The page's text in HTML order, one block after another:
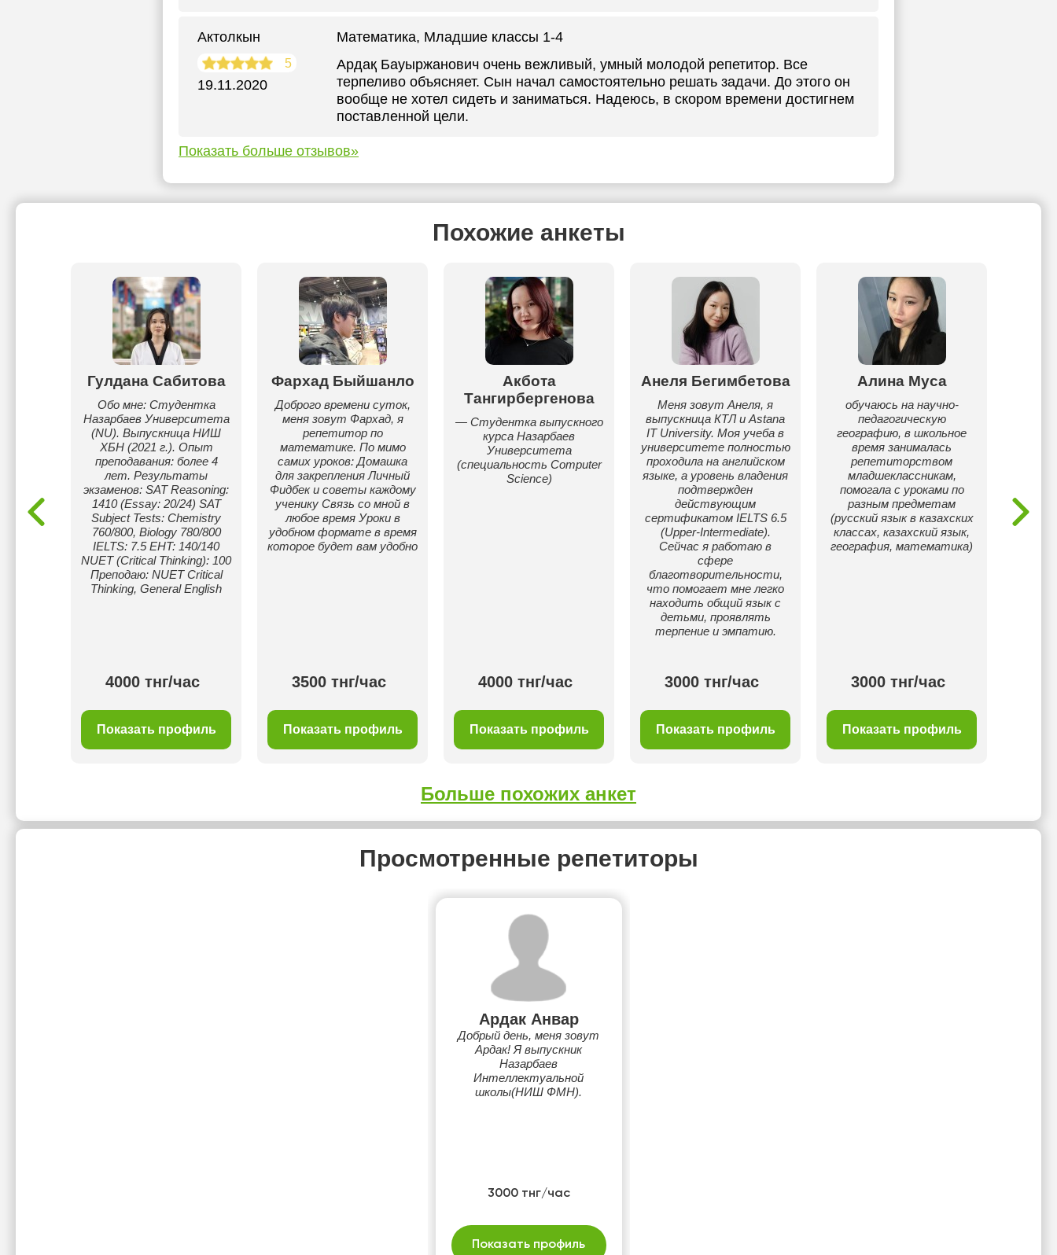
Актолкын
5
19.11.2020
Математика, Младшие классы 1-4
Ардақ Бауыржанович очень вежливый, умный молодой репетитор. Все
терпеливо объясняет. Сын начал самостоятельно решать задачи. До этого он
вообще не хотел сидеть и заниматься. Надеюсь, в скором времени достигнем
поставленной цели.
Показать больше отзывов»
Похожие анкеты
Гулдана Сабитова
Обо мне: Студентка
Назарбаев Университета
(NU). Выпускница НИШ
ХБН (2021 г.). Опыт
преподавания: более 4
лет. Результаты
экзаменов: SAT Reasoning:
1410 (Essay: 20/24) SAT
Subject Tests: Chemistry
760/800, Biology 780/800
IELTS: 7.5 EHT: 140/140
NUET (Critical Thinking): 100
Преподаю: NUET Critical
Thinking, General English
4000 тнг/час
Показать профиль
Фархад Быйшанло
Доброго времени суток,
меня зовут Фархад, я
репетитор по
математике. По мимо
самих уроков: Домашка
для закрепления Личный
Фидбек и советы каждому
ученику Связь со мной в
любое время Уроки в
удобном формате в время
которое будет вам удобно
3500 тнг/час
Показать профиль
Акбота
Тангирбергенова
— Студентка выпускного
курса Назарбаев
Университета
(специальность Computer
Science)
4000 тнг/час
Показать профиль
Анеля Бегимбетова
Меня зовут Анеля, я
выпускница КТЛ и Astana
IT University. Моя учеба в
университете полностью
проходила на английском
языке, а уровень владения
подтвержден
действующим
сертификатом IELTS 6.5
(Upper-Intermediate).
Сейчас я работаю в
сфере
благотворительности,
что помогает мне легко
находить общий язык с
детьми, проявлять
терпение и эмпатию.
3000 тнг/час
Показать профиль
Алина Муса
обучаюсь на научно-
педагогическую
географию, в школьное
время занималась
репетиторством
младшеклассникам,
помогала с уроками по
разным предметам
(русский язык в казахских
классах, казахский язык,
география, математика)
3000 тнг/час
Показать профиль
Больше похожих анкет
Просмотренные репетиторы
Ардак Анвар
Добрый день, меня зовут
Ардак! Я выпускник
Назарбаев
Интеллектуальной
школы(НИШ ФМН).
3000 тнг/час
Показать профиль